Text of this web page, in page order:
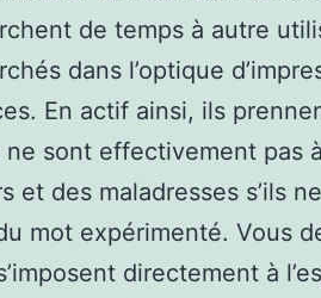
de temps à autre
dans l’optique
En actif ainsi, ils
ne sont effectivement pas
et des maladresses s’ils
mot expérimenté. Vous
directement à